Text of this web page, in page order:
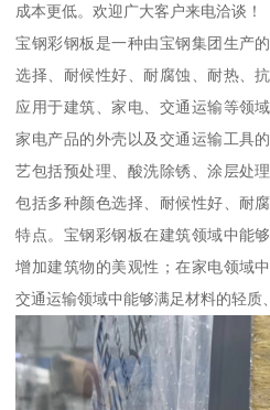
成本更低。欢迎广大客户来电洽谈！
宝钢彩钢板是一种由宝钢集团生产
选择、耐候性好、耐腐蚀、耐热、
应用于建筑、家电、交通运输等领
家电产品的外壳以及交通运输工具
艺包括预处理、酸洗除锈、涂层处
包括多种颜色选择、耐候性好、耐
特点。宝钢彩钢板在建筑领域中能
增加建筑物的美观性；在家电领域
交通运输领域中能够满足材料的轻质